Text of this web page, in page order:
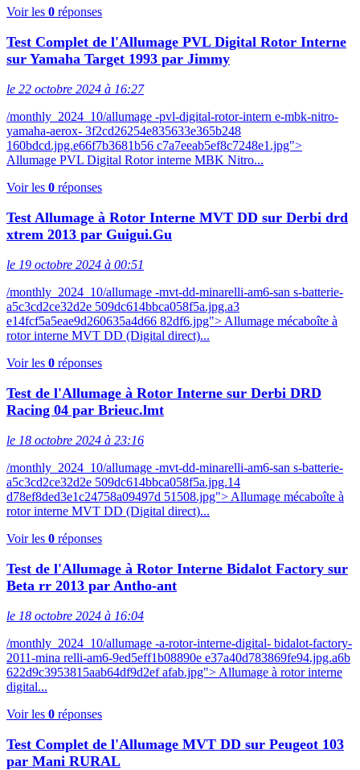
Voir les 0 réponses
Test Complet de l'Allumage PVL Digital Rotor Interne
sur Yamaha Target 1993 par Jimmy
le 22 octobre 2024 à 16:27
/monthly_2024_10/allumage -pvl-digital-rotor-intern e-mbk-nitro-
yamaha-aerox- 3f2cd26254e835633e365b248
160bdcd.jpg.e66f7b3681b56 c7a7eeab5ef8c7248e1.jpg">
Allumage PVL Digital Rotor interne MBK Nitro...
Voir les 0 réponses
Test Allumage à Rotor Interne MVT DD sur Derbi drd
xtrem 2013 par Guigui.Gu
le 19 octobre 2024 à 00:51
/monthly_2024_10/allumage -mvt-dd-minarelli-am6-san s-batterie-
a5c3cd2ce32d2e 509dc614bbca058f5a.jpg.a3
e14fcf5a5eae9d260635a4d66 82df6.jpg"> Allumage mécaboîte à
rotor interne MVT DD (Digital direct)...
Voir les 0 réponses
Test de l'Allumage à Rotor Interne sur Derbi DRD
Racing 04 par Brieuc.lmt
le 18 octobre 2024 à 23:16
/monthly_2024_10/allumage -mvt-dd-minarelli-am6-san s-batterie-
a5c3cd2ce32d2e 509dc614bbca058f5a.jpg.14
d78ef8ded3e1c24758a09497d 51508.jpg"> Allumage mécaboîte à
rotor interne MVT DD (Digital direct)...
Voir les 0 réponses
Test de l'Allumage à Rotor Interne Bidalot Factory sur
Beta rr 2013 par Antho-ant
le 18 octobre 2024 à 16:04
/monthly_2024_10/allumage -a-rotor-interne-digital- bidalot-factory-
2011-mina relli-am6-9ed5eff1b08890e e37a40d783869fe94.jpg.a6b
622d9c3953815aab64df9d2ef afab.jpg"> Allumage à rotor interne
digital...
Voir les 0 réponses
Test Complet de l'Allumage MVT DD sur Peugeot 103
par Mani RURAL